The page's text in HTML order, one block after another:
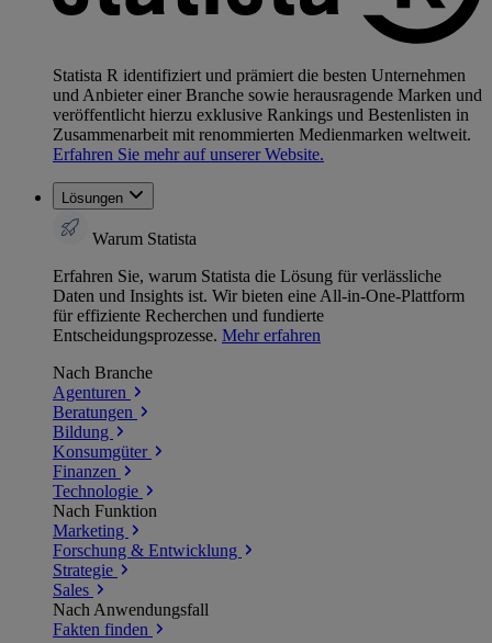
Statista R identifiziert und prämiert die besten Unternehmen
und Anbieter einer Branche sowie herausragende Marken und
veröffentlicht hierzu exklusive Rankings und Bestenlisten in
Zusammenarbeit mit renommierten Medienmarken weltweit.
Erfahren Sie mehr auf unserer Website.
Lösungen
Warum Statista
Erfahren Sie, warum Statista die Lösung für verlässliche
Daten und Insights ist. Wir bieten eine All-in-One-Plattform
für effiziente Recherchen und fundierte
Entscheidungsprozesse. Mehr erfahren
Nach Branche
Agenturen
Beratungen
Bildung
Konsumgüter
Finanzen
Technologie
Nach Funktion
Marketing
Forschung & Entwicklung
Strategie
Sales
Nach Anwendungsfall
Fakten finden